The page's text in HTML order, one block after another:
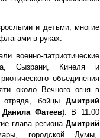
и детьми, многие
в руках.
военно-патриотические
Сызрани, Кинеля и
объединения
около Вечного огня в
отряда, бойцыДмитрий
Фатеев). В 11:00
глава региона Дмитрий
городской Думы,